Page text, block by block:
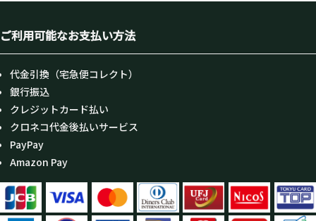
ご利用可能なお支払い方法
代金引換（宅急便コレクト）
銀行振込
クレジットカード払い
クロネコ代金後払いサービス
PayPay
Amazon Pay